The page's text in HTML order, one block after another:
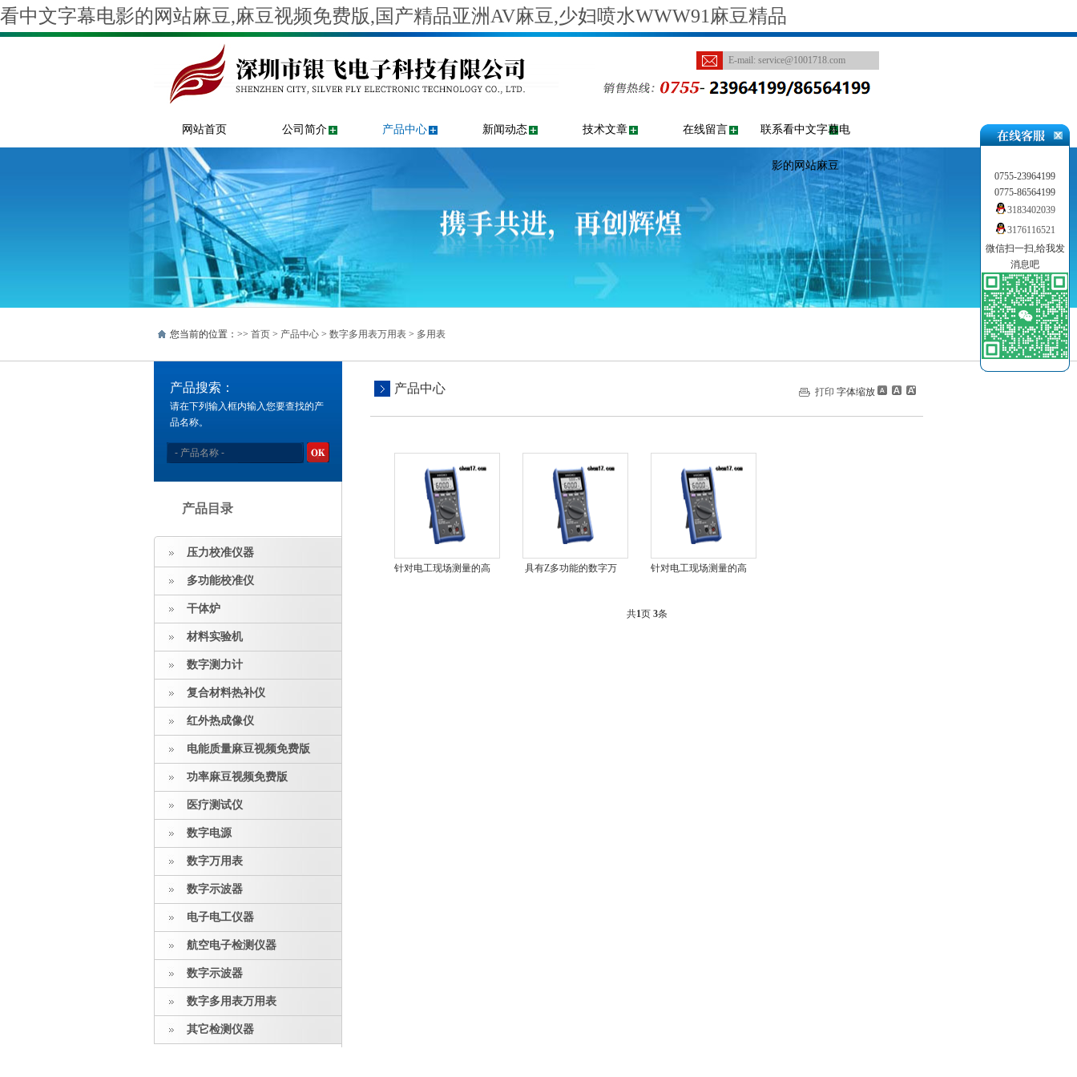
看中文字幕电影的网站麻豆,麻豆视频免费版,国产精品亚洲AV麻豆,少妇喷水WWW91麻豆精品
E-mail: service@1001718.com
网站首页 公司简介 产品中心 新闻动态 技术文章 在线留言 联系看中文字幕电
影的网站麻豆
您当前的位置：>> 首页 > 产品中心 > 数字多用表万用表 > 多用表
产品搜索：
请在下列输入框内输入您要查找的产
品名称。
产品目录
压力校准仪器
多功能校准仪
干体炉
材料实验机
数字测力计
复合材料热补仪
红外热成像仪
电能质量麻豆视频免费版
功率麻豆视频免费版
医疗测试仪
数字电源
数字万用表
数字示波器
电子电工仪器
航空电子检测仪器
数字示波器
数字多用表万用表
其它检测仪器
产品中心 打印 字体缩放
针对电工现场测量的高
具有Z多功能的数字万
针对电工现场测量的高
共1页 3条
0755-23964199
0775-86564199
3183402039
3176116521
微信扫一扫,给我发
消息吧